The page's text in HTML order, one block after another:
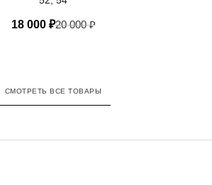
18 000 ₽20 000₽
СМОТРЕТЬ ВСЕ ТОВАРЫ